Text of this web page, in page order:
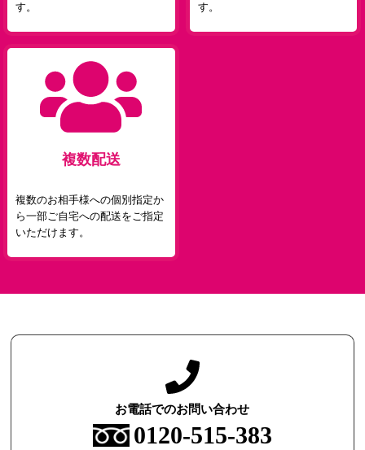
す。
す。
複数配送
複数のお相手様への個別指定か
ら一部ご自宅への配送をご指定
いただけます。
お電話でのお問い合わせ
0120-515-383